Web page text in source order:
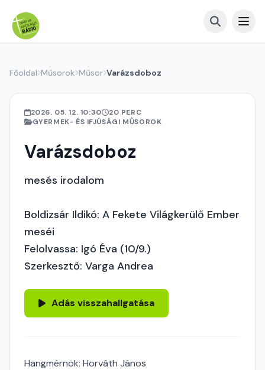
Főoldal Műsorok Műsor Varázsdoboz
2026. 05. 12. 10:30
20 PERC
GYERMEK- ÉS IFJÚSÁGI MŰSOROK
Varázsdoboz
mesés irodalom
Boldizsár Ildikó: A Fekete Világkerülő Ember
meséi
Felolvassa: Igó Éva (10/9.)
Szerkesztő: Varga Andrea
Adás visszahallgatása
Hangmérnök: Horváth János